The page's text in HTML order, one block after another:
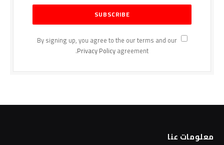
By signing up, you agree to the our terms and our
Privacy Policyagreement.
معلومات عنا